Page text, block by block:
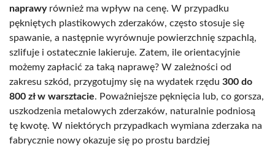
naprawyrównież ma wpływ na cenę. W przypadku
pękniętych plastikowych zderzaków, często stosuje się
spawanie, a następnie wyrównuje powierzchnię szpachlą,
szlifuje i ostatecznie lakieruje. Zatem, ile orientacyjnie
możemy zapłacić za taką naprawę? W zależności od
zakresu szkód, przygotujmy się na wydatek rzędu 300 do
800 zł w warsztacie. Poważniejsze pęknięcia lub, co gorsza,
uszkodzenia metalowych zderzaków, naturalnie podniosą
tę kwotę. W niektórych przypadkach wymiana zderzaka na
fabrycznie nowy okazuje się po prostu bardziej